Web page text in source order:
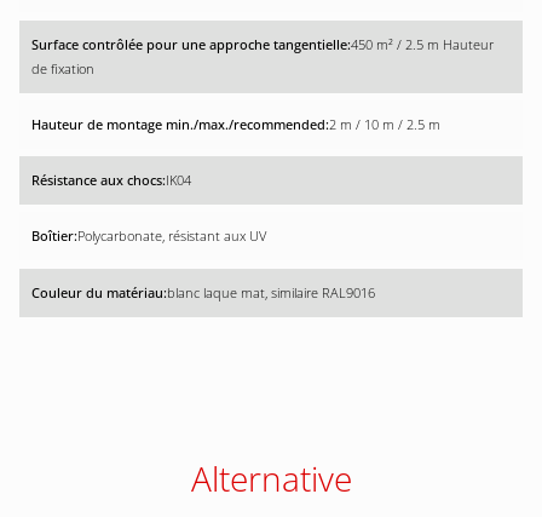
450 m² / 2.5 m Hauteur
de fixation
2 m / 10 m / 2.5 m
IK04
Polycarbonate, résistant aux UV
blanc laque mat, similaire RAL9016
Alternative